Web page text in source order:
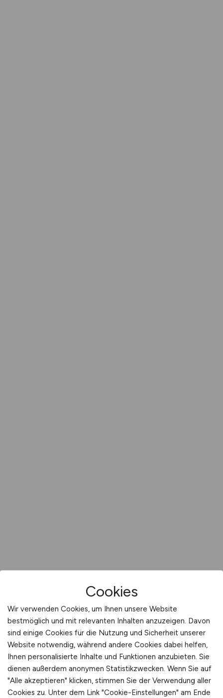
Cookies
Wir verwenden Cookies, um Ihnen unsere Website
bestmöglich und mit relevanten Inhalten anzuzeigen. Davon
sind einige Cookies für die Nutzung und Sicherheit unserer
Website notwendig, während andere Cookies dabei helfen,
Ihnen personalisierte Inhalte und Funktionen anzubieten. Sie
dienen außerdem anonymen Statistikzwecken. Wenn Sie auf
"Alle akzeptieren" klicken, stimmen Sie der Verwendung aller
Cookies zu. Unter dem Link "Cookie-Einstellungen" am Ende